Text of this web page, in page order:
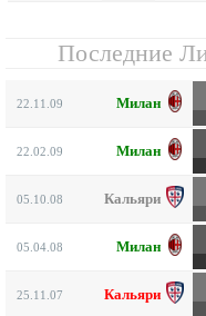
Последние
22.11.09 Милан
22.02.09 Милан
05.10.08 Кальяри
05.04.08 Милан
25.11.07 Кальяри